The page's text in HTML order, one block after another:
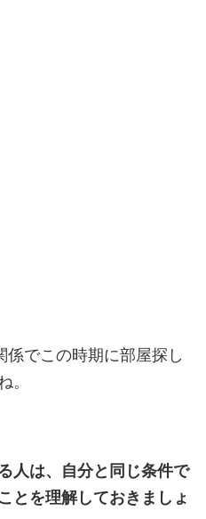
でこの時期に部屋探し
。
人は、自分と同じ条件で
とを理解しておきましょ